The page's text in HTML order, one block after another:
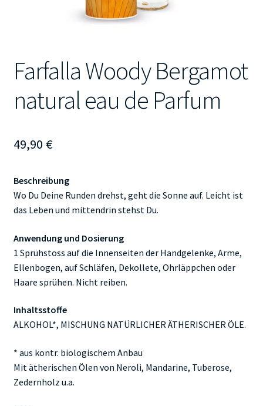
Farfalla Woody Bergamot
natural eau de Parfum
49,90 €
Beschreibung
Wo Du Deine Runden drehst, geht die Sonne auf. Leicht ist
das Leben und mittendrin stehst Du.
Anwendung und Dosierung
1 Sprühstoss auf die Innenseiten der Handgelenke, Arme,
Ellenbogen, auf Schläfen, Dekollete, Ohrläppchen oder
Haare sprühen. Nicht reiben.
Inhaltsstoffe
ALKOHOL*, MISCHUNG NATÜRLICHER ÄTHERISCHER ÖLE.
* aus kontr. biologischem Anbau
Mit ätherischen Ölen von Neroli, Mandarine, Tuberose,
Zedernholz u.a.